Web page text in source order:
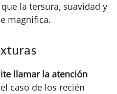
la tersura, suavidad y
magnifica.
llamar la atención
caso de los recién